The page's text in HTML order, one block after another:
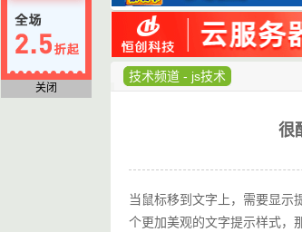
技术频道 - js技术
很
当鼠标移到文字上，需要显示
个更加美观的文字提示样式，
关闭